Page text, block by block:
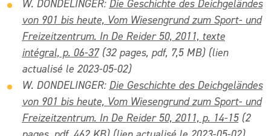
W. DONDELINGER: Die Geschichte des Deichgeländes
von 901 bis heute, Vom Wiesengrund zum Sport- und
Freizeitzentrum. In De Reider 50, 2011, texte
intégral, p. 06-37(32 pages, pdf, 7,5 MB) (lien
actualisé le 2023-05-02)
W. DONDELINGER: Die Geschichte des Deichgeländes
von 901 bis heute, Vom Wiesengrund zum Sport- und
Freizeitzentrum. In De Reider 50, 2011, p. 14-15(2